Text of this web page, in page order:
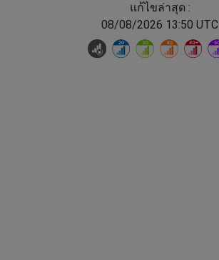
แก้ไขล่าสุด :
08/08/2026 13:50 UTC